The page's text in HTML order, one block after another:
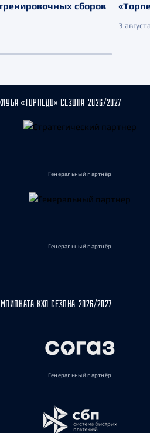
сборов
3
«ТОРПЕДО» СЕЗОНА 2026/2027
Генеральный партнёр
Генеральный партнёр
КХЛ СЕЗОНА 2026/2027
Генеральный партнёр